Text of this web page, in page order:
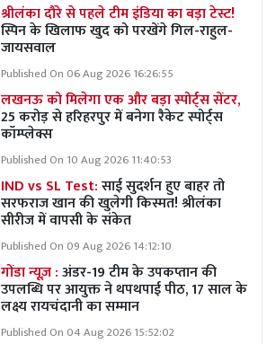
श्रीलंका दौरे से पहले टीम इंडिया का बड़ा टेस्ट!
स्पिन के खिलाफ खुद को परखेंगे गिल-राहुल-
जायसवाल
Published On 06 Aug 2026 16:26:55
लखनऊ को मिलेगा एक और बड़ा स्पोर्ट्स सेंटर,
25 करोड़ से हरिहरपुर में बनेगा रैकेट स्पोर्ट्स
कॉम्प्लेक्स
Published On 10 Aug 2026 11:40:53
IND vs SL Test:साई सुदर्शन हुए बाहर तो
सरफराज खान की खुलेगी किस्मत! श्रीलंका
सीरीज में वापसी के संकेत
Published On 09 Aug 2026 14:12:10
गोंडा न्यूज़ :अंडर-19 टीम के उपकप्तान की
उपलब्धि पर आयुक्त ने थपथपाई पीठ, 17 साल के
लक्ष्य रायचंदानी का सम्मान
Published On 04 Aug 2026 15:52:02